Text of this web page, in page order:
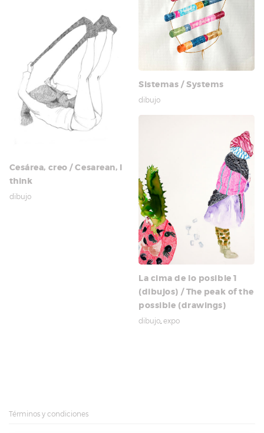
Sistemas / Systems
dibujo
Cesárea, creo / Cesarean, I
think
dibujo
La cima de lo posible 1
(dibujos) / The peak of the
possible (drawings)
dibujo, expo
Términos y condiciones